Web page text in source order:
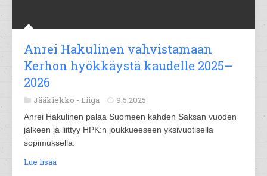
Anrei Hakulinen vahvistamaan
Kerhon hyökkäystä kaudelle 2025–
2026
Jääkiekko - Liiga 9.5.2025
Anrei Hakulinen palaa Suomeen kahden Saksan vuoden
jälkeen ja liittyy HPK:n joukkueeseen yksivuotisella
sopimuksella.
Lue lisää